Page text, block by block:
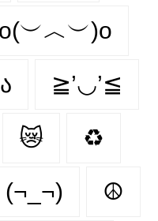
o(︶︿︶)o
≧’◡’≦
😿 ♻
(¬_¬) ☮